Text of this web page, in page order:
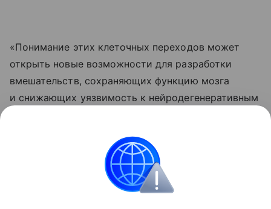
«Понимание этих клеточных переходов может
открыть новые возможности для разработки
вмешательств, сохраняющих функцию мозга
и снижающих уязвимость к нейродегенеративным